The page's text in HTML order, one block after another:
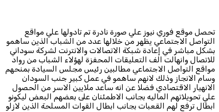
تحصل موقع فوري نيوز علي صورة نادرة تم تادولها علي مواقع
التواصل الاجتماعي يظهر من خلالها عدد من الشباب الذين ساهمو
بشكل مباشر في إعادة شبكة الاتصالات والانترنت لشركة سوداني
للاتصال وانهالت الف التعليقات المحفزة لهؤلاء الشباب من رواد
مواقع التواصل الاجتماعي مطالبين رئيس مجلس السيادة بمنحهم
وسام الانجاز وذلك لانهم ساهمو في عمل كبير جنب السودان
الانهيار الاقتصادي فضلا عن انه ساعد ملايين الاسر من الحصول
علي تحويلاتهم الماليه بجانب الاطمئنان على بعضهم البعض ليكونو
ابطال ترفع لهم القعبات بجانب ابطال القوات المسلحة الذين لازلو